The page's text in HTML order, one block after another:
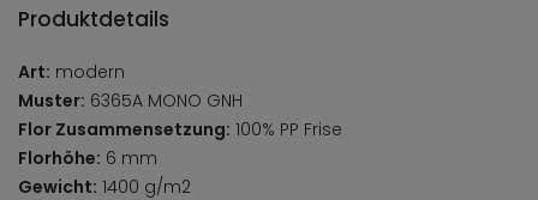
Produktdetails
Art: modern
Muster: 6365A MONO GNH
Flor Zusammensetzung: 100% PP Frise
Florhöhe: 6 mm
Gewicht: 1400 g/m2